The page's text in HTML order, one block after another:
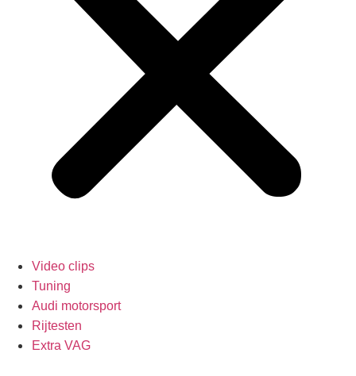
Video clips
Tuning
Audi motorsport
Rijtesten
Extra VAG